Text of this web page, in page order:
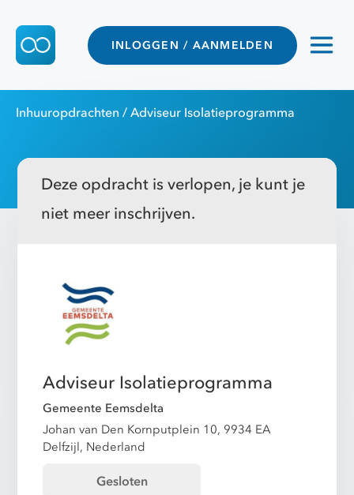
INLOGGEN / AANMELDEN
Inhuuropdrachten / Adviseur Isolatieprogramma
Deze opdracht is verlopen, je kunt je
niet meer inschrijven.
Adviseur Isolatieprogramma
Gemeente Eemsdelta
Johan van Den Kornputplein 10, 9934 EA
Delfzijl, Nederland
Gesloten